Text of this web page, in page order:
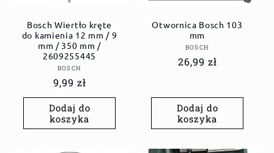
Bosch Wiertło kręte
do kamienia 12 mm / 9
mm / 350 mm /
2609255445
Dostawca:
BOSCH
Cena
regularna
9,99 zł
Dodaj do
koszyka
Otwornica Bosch 103
mm
Dostawca:
BOSCH
Cena
26,99 zł
Dodaj do
koszyka